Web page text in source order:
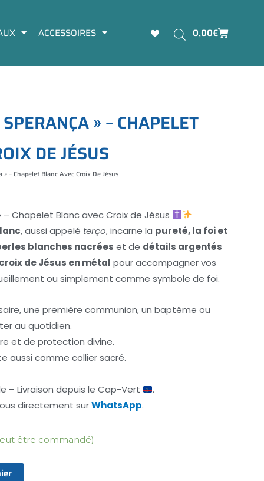
ACCESSOIRES 0,00€Panier
SPERANÇA » – CHAPELET
OIX DEJÉSUS
– Chapelet Blanc Avec Croix De Jésus
– Chapelet Blanc avec Croix de Jésus
, aussi appelé terço, incarne la pureté, la foi et
blanches nacrées et de détails argentés
croix de Jésus en métal pour accompagner vos
ou simplement comme symbole de foi.
une première communion, un baptême ou
au quotidien.
et de protection divine.
aussi comme collier sacré.
– Livraison depuis le Cap-Vert
.
directement surWhatsApp.
être commandé)